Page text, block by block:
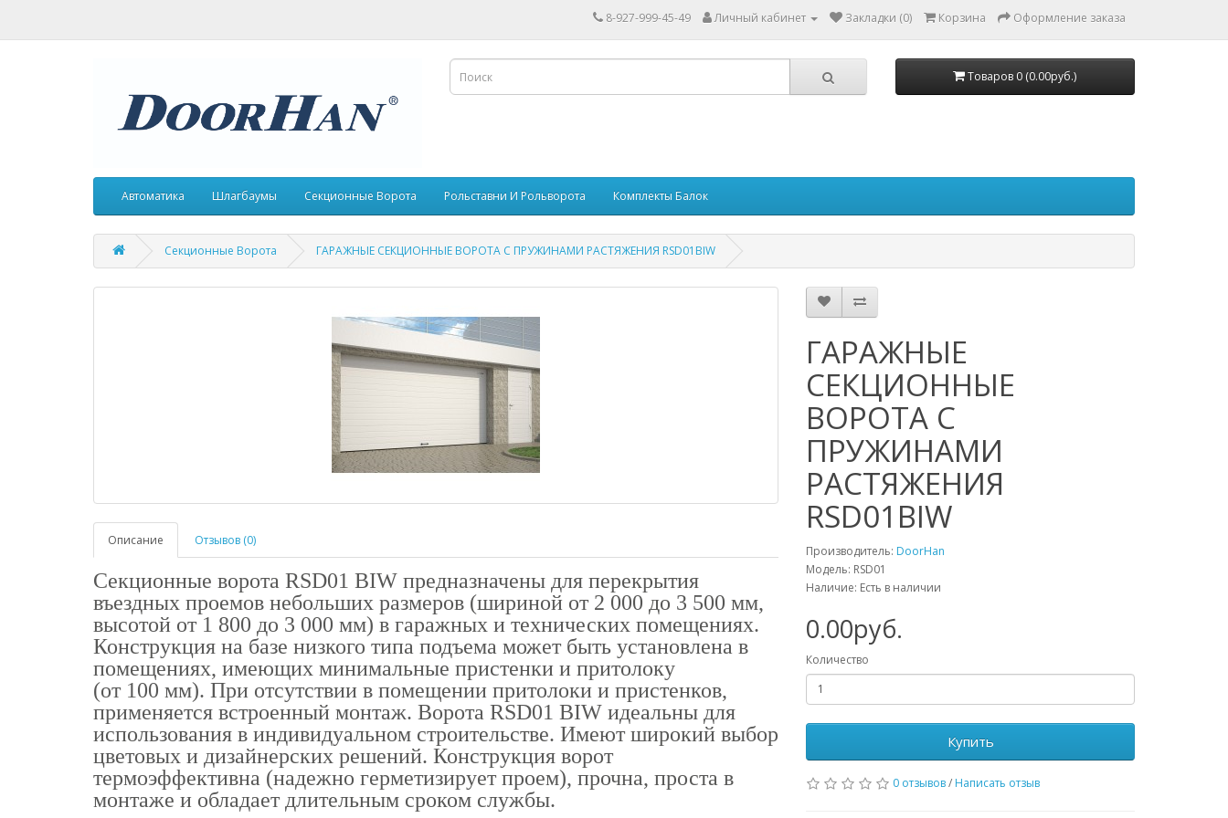
8-927-999-45-49 Личный кабинет Закладки (0) Корзина Оформление заказа
Товаров 0 (0.00руб.)
Автоматика Шлагбаумы Секционные Ворота Рольставни И Рольворота Комплекты Балок
Секционные Ворота ГАРАЖНЫЕ СЕКЦИОННЫЕ ВОРОТА С ПРУЖИНАМИ РАСТЯЖЕНИЯ RSD01BIW
Описание Отзывов (0)
Секционные ворота RSD01 BIW предназначены для перекрытия
въездных проемов небольших размеров (шириной от 2 000 до 3 500 мм,
высотой от 1 800 до 3 000 мм) в гаражных и технических помещениях.
Конструкция на базе низкого типа подъема может быть установлена в
помещениях, имеющих минимальные пристенки и притолоку
(от 100 мм). При отсутствии в помещении притолоки и пристенков,
применяется встроенный монтаж. Ворота RSD01 BIW идеальны для
использования в индивидуальном строительстве. Имеют широкий выбор
цветовых и дизайнерских решений. Конструкция ворот
термоэффективна (надежно герметизирует проем), прочна, проста в
монтаже и обладает длительным сроком службы.
ГАРАЖНЫЕ
СЕКЦИОННЫЕ
ВОРОТА С
ПРУЖИНАМИ
РАСТЯЖЕНИЯ
RSD01BIW
Производитель: DoorHan
Модель: RSD01
Наличие: Есть в наличии
0.00руб.
Количество
Купить
0 отзывов/ Написать отзыв